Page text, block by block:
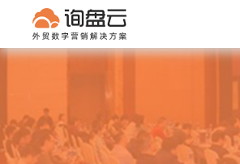
首页
客户案例
内容社区